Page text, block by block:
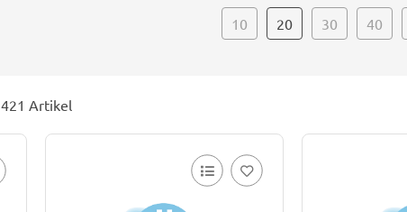
10 20 30 40
421 Artikel